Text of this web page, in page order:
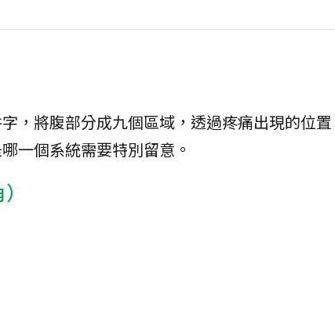
，將腹部分成九個區域，透過疼痛出現的位
一個系統需要特別留意。